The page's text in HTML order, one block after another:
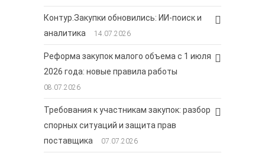
Контур.Закупки обновились: ИИ-поиск и
аналитика
14.07.2026
Реформа закупок малого объема с 1 июля
2026 года: новые правила работы
08.07.2026
Требования к участникам закупок: разбор
спорных ситуаций и защита прав
поставщика
07.07.2026